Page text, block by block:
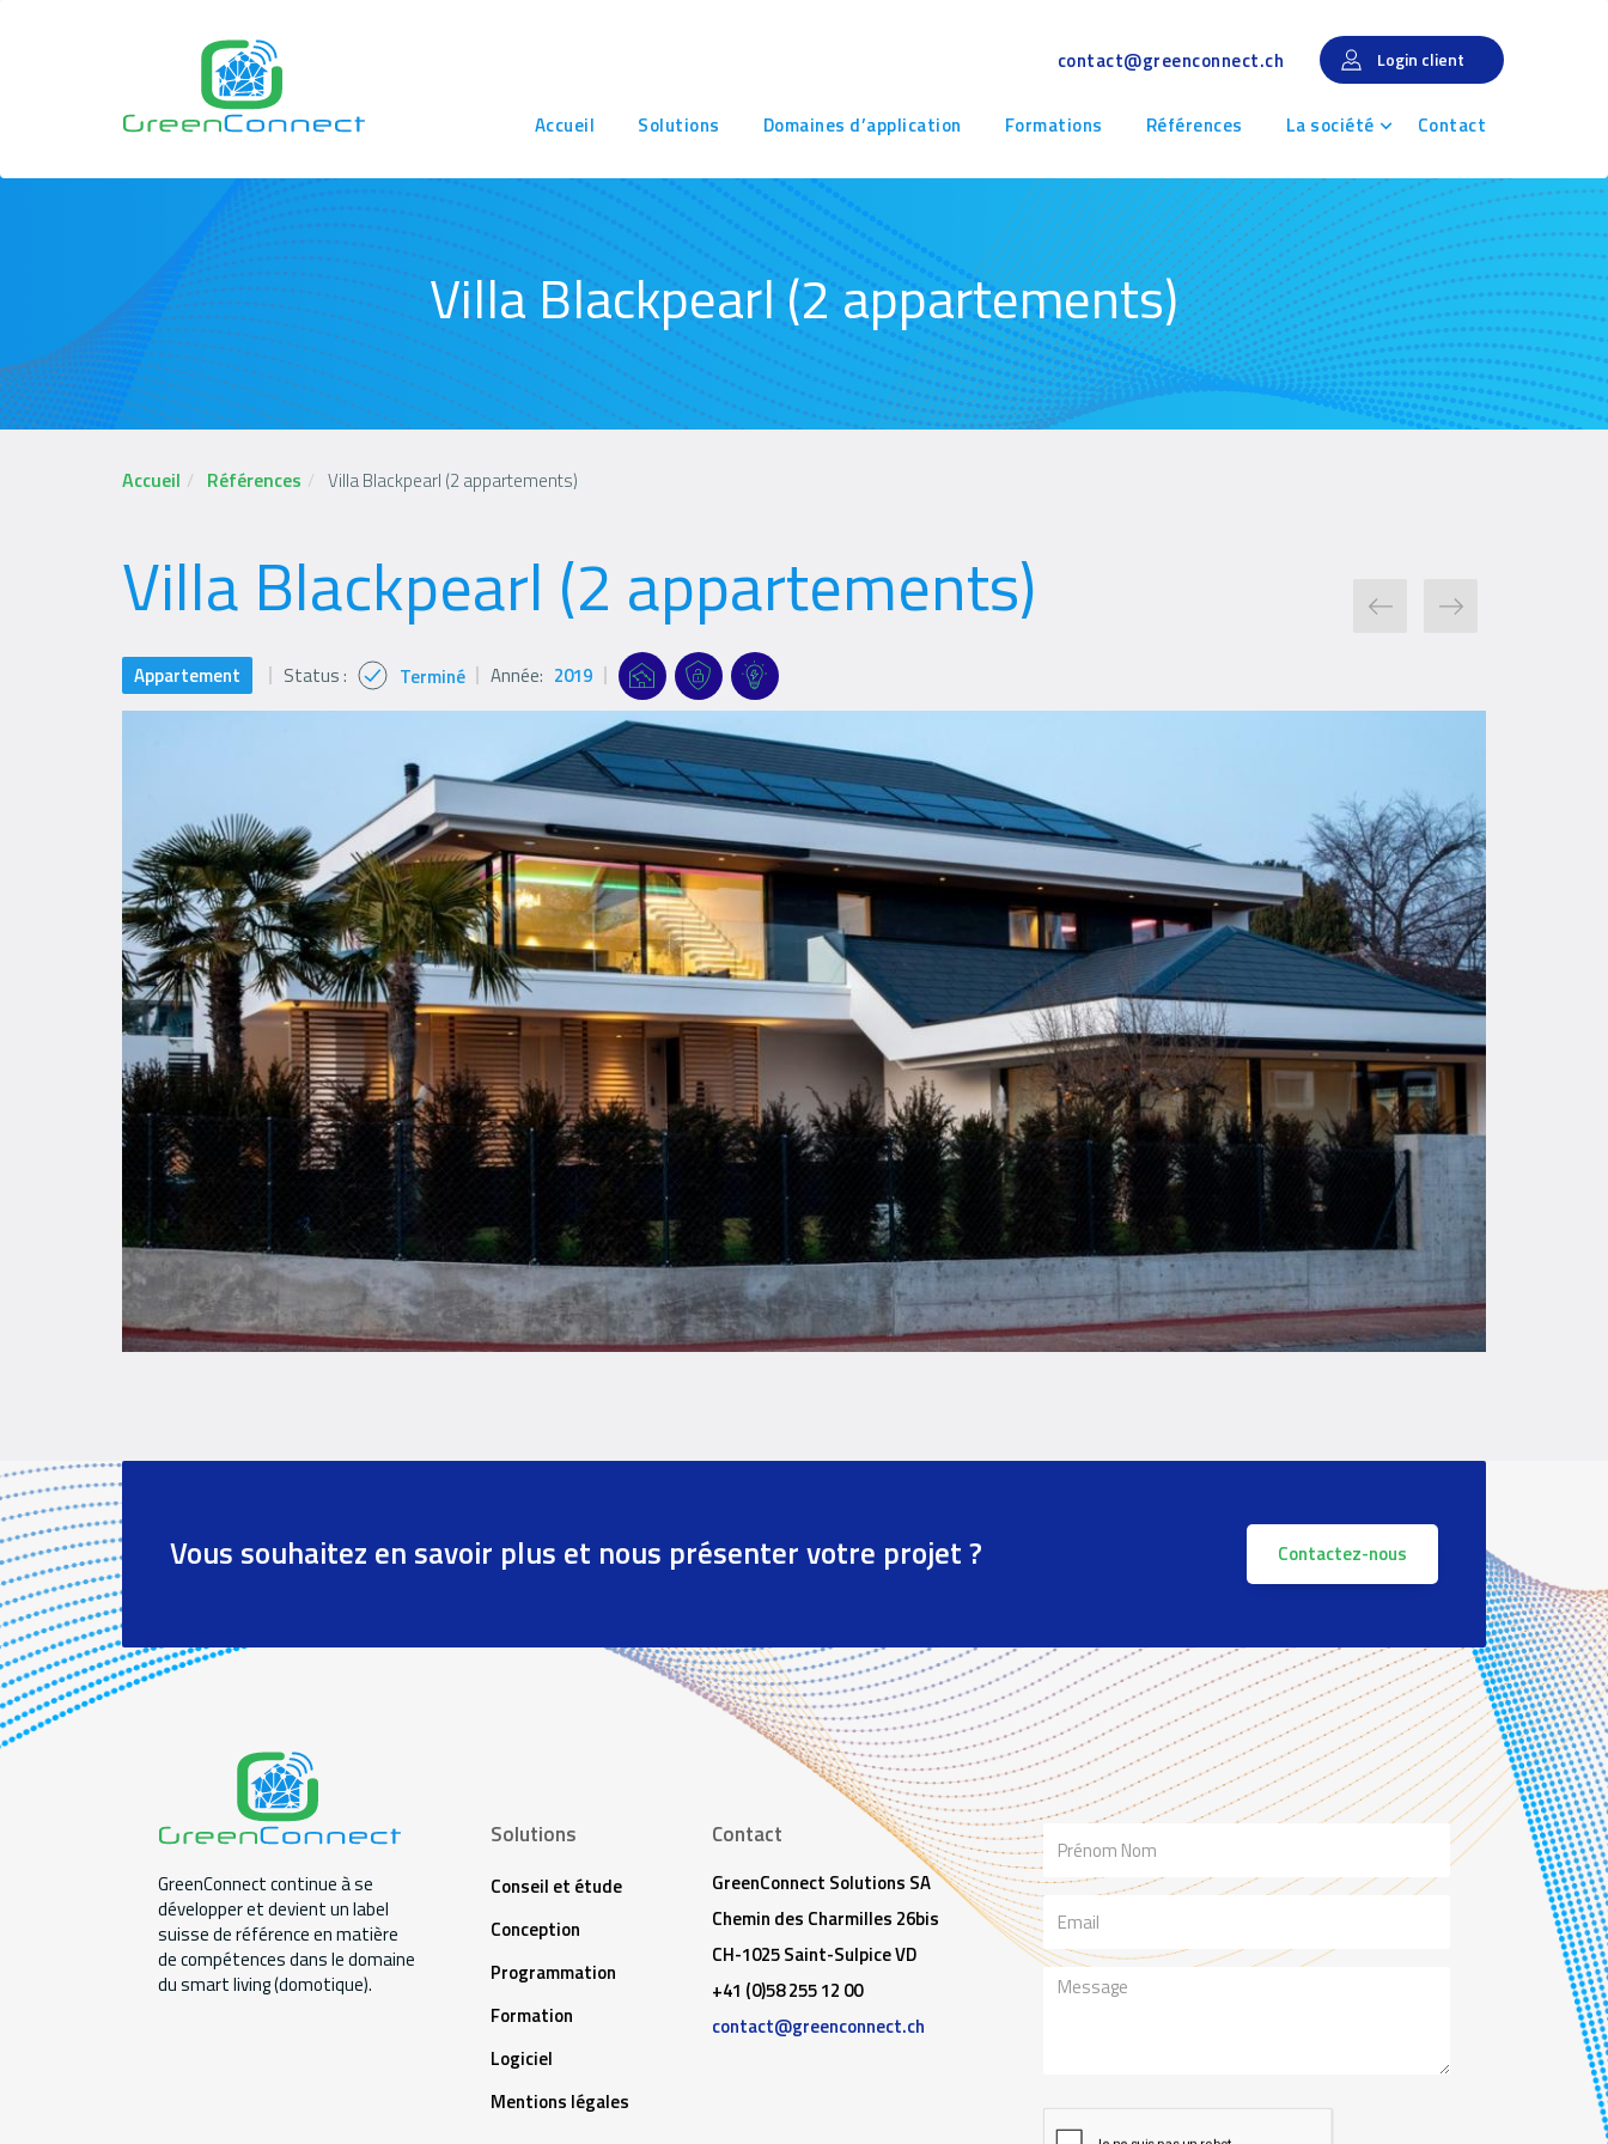
contact@greenconnect.ch Login client
Navigation
principale
Accueil Solutions Domaines d’application Formations Références La société Contact
Villa Blackpearl (2 appartements)
Accueil Références Villa Blackpearl (2 appartements)
Villa Blackpearl (2 appartements)
Appartement Status : Terminé
Status
icon
Année: 2019
Références
Filter
Références
filters
Logo
Références
filters
Logo
Références
filters
Logo
Vous souhaitez en savoir plus et nous présenter votre projet ? Contactez-nous
GreenConnect continue à se
développer et devient un label
suisse de référence en matière
de compétences dans le domaine
du smart living (domotique).
Solutions
Conseil et étude
Conception
Programmation
Formation
Logiciel
Mentions légales
Contact
GreenConnect Solutions SA
Chemin des Charmilles 26bis
CH-1025 Saint-Sulpice VD
+41 (0)58 255 12 00
contact@greenconnect.ch
Nom
Email
Message